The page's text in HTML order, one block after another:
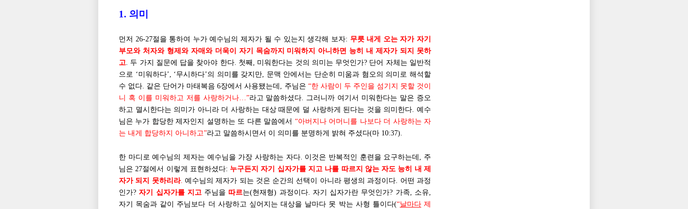
1. 의미
먼저 26-27절을 통하여 누가 예수님의 제자가 될 수 있는지 생각해 보자: 무릇 내게 오는 자가 자기
부모와 처자와 형제와 자매와 더욱이 자기 목숨까지 미워하지 아니하면 능히 내 제자가 되지 못하
고 . 두 가지 질문에 답을 찾아야 한다. 첫째, 미워한다는 것의 의미는 무엇인가? 단어 자체는 일반적
으로 ‘미워하다’, ‘무시하다’의 의미를 갖지만, 문맥 안에서는 단순히 미움과 혐오의 의미로 해석할
수 없다. 같은 단어가 마태복음 6장에서 사용됐는데, 주님은 “한 사람이 두 주인을 섬기지 못할 것이
니 혹 이를 미워하고 저를 사랑하거나…”라고 말씀하셨다. 그러니까 여기서 미워한다는 말은 증오
하고 멸시한다는 의미가 아니라 더 사랑하는 대상 때문에 덜 사랑하게 된다는 것을 의미한다. 예수
님은 누가 합당한 제자인지 설명하는 또 다른 말씀에서 “아버지나 어머니를 나보다 더 사랑하는 자
는 내게 합당하지 아니하고”라고 말씀하시면서 이 의미를 분명하게 밝혀 주셨다(마 10:37).
한 마디로 예수님의 제자는 예수님을 가장 사랑하는 자다. 이것은 반복적인 훈련을 요구하는데, 주
님은 27절에서 이렇게 표현하셨다: 누구든지 자기 십자가를 지고 나를 따르지 않는 자도 능히 내 제
자가 되지 못하리라. 예수님의 제자가 되는 것은 순간의 선택이 아니라 평생의 과정이다. 어떤 과정
인가? 자기 십자가를 지고 주님을 따르는(현재형) 과정이다. 자기 십자가란 무엇인가? 가족, 소유,
자기 목숨과 같이 주님보다 더 사랑하고 싶어지는 대상을 날마다 못 박는 사형 틀이다(“날마다제